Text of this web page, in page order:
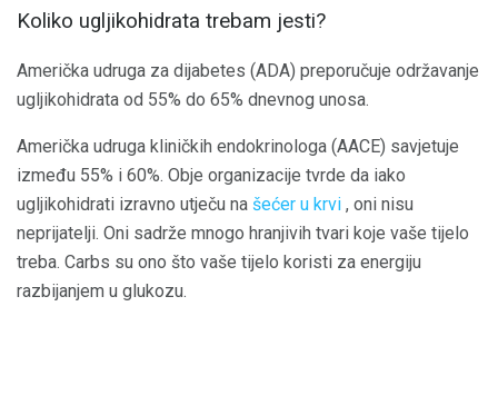
Koliko ugljikohidrata trebam jesti?
Američka udruga za dijabetes (ADA) preporučuje održavanje
ugljikohidrata od 55% do 65% dnevnog unosa.
Američka udruga kliničkih endokrinologa (AACE) savjetuje
između 55% i 60%. Obje organizacije tvrde da iako
ugljikohidrati izravno utječu na šećer u krvi , oni nisu
neprijatelji. Oni sadrže mnogo hranjivih tvari koje vaše tijelo
treba. Carbs su ono što vaše tijelo koristi za energiju
razbijanjem u glukozu.